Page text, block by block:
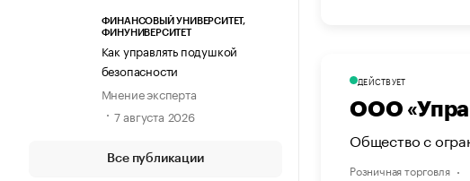
ФИНАНСОВЫЙ УНИВЕРСИТЕТ,
ФИНУНИВЕРСИТЕТ
Как управлять подушкой
безопасности
Мнение эксперта
7 августа 2026
Все публикации
ДЕЙСТВУЕТ
ООО
Общество с
Розничная торговля